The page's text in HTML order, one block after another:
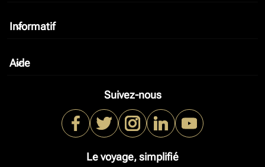
Informatif
keyboard_arrow_down
Aide
keyboard_arrow_down
Suivez-nous
Le voyage, simplifié